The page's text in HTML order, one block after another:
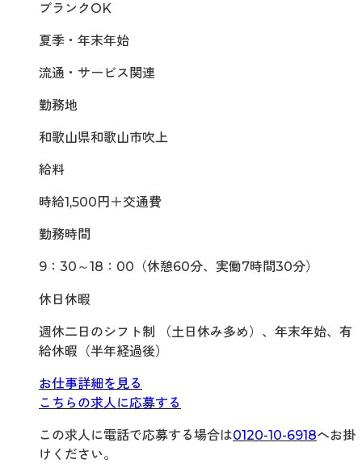
ブランクOK
夏季・年末年始
流通・サービス関連
勤務地
和歌山県和歌山市吹上
給料
時給1,500円＋交通費
勤務時間
9：30～18：00（休憩60分、実働7時間30分）
休日休暇
週休二日のシフト制 （土日休み多め）、年末年始、有
給休暇（半年経過後）
お仕事詳細を見る
こちらの求人に応募する
この求人に電話で応募する場合は0120-10-6918へお掛
けください。